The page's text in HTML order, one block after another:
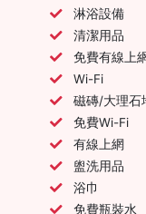
淋浴設備
清潔用品
免費有線上
Wi-Fi
磁磚/大理石
免費Wi-Fi
有線上網
盥洗用品
浴巾
免費瓶裝水